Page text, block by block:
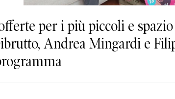
per i più piccoli e
Andrea Mingardi e